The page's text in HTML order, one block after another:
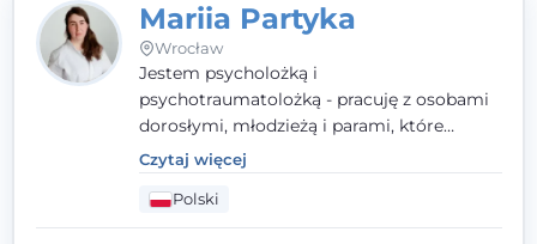
Mariia Partyka
Wrocław
Jestem psycholożką i
psychotraumatolożką - pracuję z osobami
dorosłymi, młodzieżą i parami, które
doświadczają kryzysów psychicznych,
traumy, stanów lękowych i trudności
relacyjnych. W pracy kieruję się
uważnością, empatią i głębokim
Czytaj więcej
Polski